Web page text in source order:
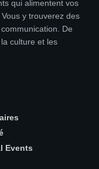
qui alimentent vos
y trouverez des
De
culture et les
Events